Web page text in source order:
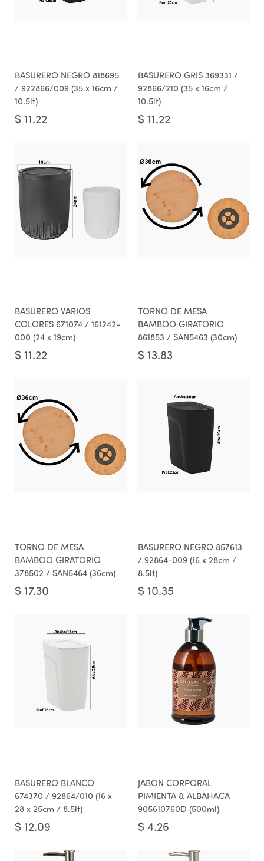
BASURERO NEGRO 818695
/ 922866/009 (35 x 16cm /
10.5lt)
$ 11.22
BASURERO GRIS 369331 /
92866/210 (35 x 16cm /
10.5lt)
$ 11.22
BASURERO VARIOS
COLORES 671074 / 161242-
000 (24 x 19cm)
$ 11.22
TORNO DE MESA
BAMBOO GIRATORIO
861853 / SAN5463 (30cm)
$ 13.83
TORNO DE MESA
BAMBOO GIRATORIO
378502 / SAN5464 (36cm)
$ 17.30
BASURERO NEGRO 857613
/ 92864-009 (16 x 28cm /
8.5lt)
$ 10.35
BASURERO BLANCO
674370 / 92864/010 (16 x
28 x 25cm / 8.5lt)
$ 12.09
JABON CORPORAL
PIMIENTA & ALBAHACA
905610760D (500ml)
$ 4.26